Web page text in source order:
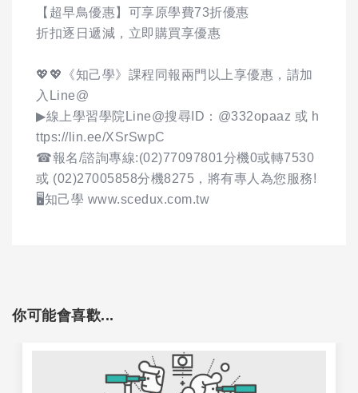
【超早鳥優惠】可享原學費73折優惠
折扣逐日遞減，立即購買享優惠
💖💖《知己學》課程同報兩門以上享優惠，請加
入Line@
▶線上學習學院Line@搜尋ID：@332opaaz 或 h
ttps://lin.ee/XSrSwpC
☎報名/諮詢專線:(02)77097801分機0或轉7530
或 (02)27005858分機8275，將有專人為您服務!
🖥️知己學 www.scedux.com.tw
你可能會喜歡...